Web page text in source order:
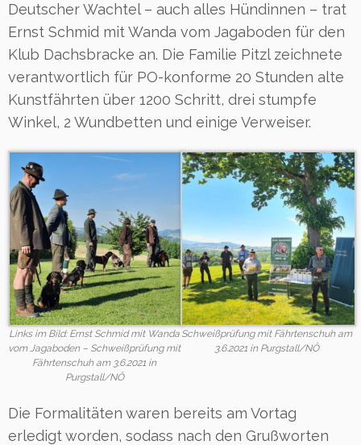
Deutscher Wachtel – auch alles Hündinnen – trat
Ernst Schmid mit Wanda vom Jagaboden für den
Klub Dachsbracke an. Die Familie Pitzl zeichnete
verantwortlich für PO-konforme 20 Stunden alte
Kunstfährten über 1200 Schritt, drei stumpfe
Winkel, 2 Wundbetten und einige Verweiser.
Links im Bild: Ernst Schmid mit Wanda
vom Jagaboden – Schweißprüfung mit
Fährtenschuh am 3.6.2021 in
Purgstall/NÖ
Schweißprüfung mit Fährtenschuh am
3.6.2021 in Purgstall/NÖ
Die Formalitäten waren bereits am Vortag
erledigt worden, sodass nach den Grußworten